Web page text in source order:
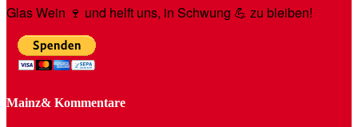
Glas Wein 🍷 und helft uns, in Schwung 💪 zu bleiben!
Mainz& Kommentare